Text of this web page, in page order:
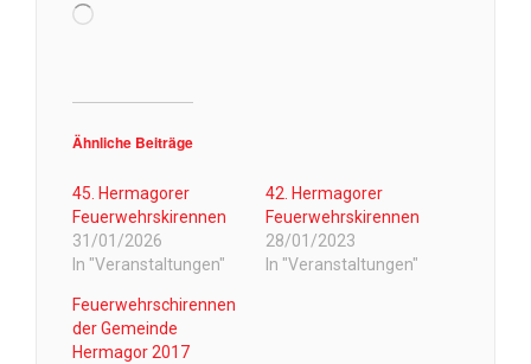
Wird
Ähnliche Beiträge
45. Hermagorer
Feuerwehrskirennen
31/01/2026
In "Veranstaltungen"
42. Hermagorer
Feuerwehrskirennen
28/01/2023
In "Veranstaltungen"
Feuerwehrschirennen
der Gemeinde
Hermagor 2017